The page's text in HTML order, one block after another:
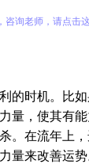
咨询老师，请点击
的时机。比
量，使其有
。在流年上
量来改善运